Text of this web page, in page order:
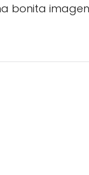
bonita